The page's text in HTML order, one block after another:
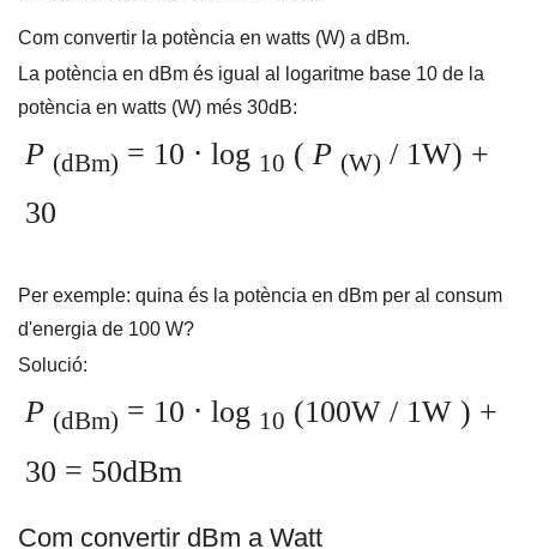
Com convertir la potència en watts (W) a dBm.
La potència en dBm és igual al logaritme base 10 de la
potència en watts (W) més 30dB:
P (dBm) = 10 ⋅ log 10 ( P (W) / 1W) +
30
Per exemple: quina és la potència en dBm per al consum
d'energia de 100 W?
Solució:
P (dBm) = 10 ⋅ log 10 (100W / 1W ) +
30 = 50dBm
Com convertir dBm a Watt